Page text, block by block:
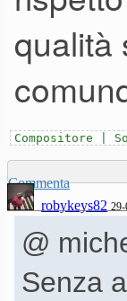
qualità
Compositore |
Commenta
robykeys82 29-
@
Senza